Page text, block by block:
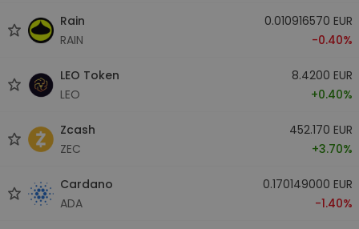
Rain
RAIN
0.010916570 EUR
-0.40%
LEO Token
LEO
8.4200 EUR
+0.40%
Zcash
ZEC
452.170 EUR
+3.70%
Cardano
ADA
0.170149000 EUR
-1.40%